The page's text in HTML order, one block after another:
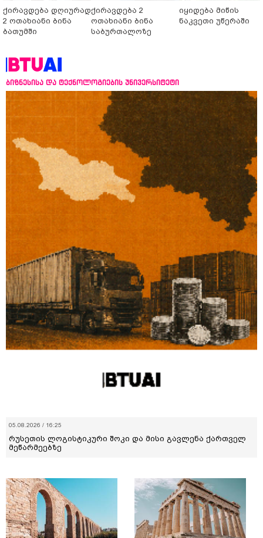
ქირავდება დღიურად
2 ოთახიანი ბინა
ბათუმში
ქირავდება 2
ოთახიანი ბინა
საბურთალოზე
იყიდება მიწის
ნაკვეთი უწერაში
ბიზნესისა და ტექნოლოგიების უნივერსიტეტი
05.08.2026 / 16:25
რუსეთის ლოგისტიკური შოკი და მისი გავლენა ქართველ
მეწარმეებზე